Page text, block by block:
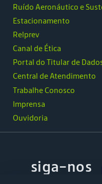
Ouvidoria
Ruído Aeronáutico e
Estacionamento
Relprev
Canal de Ética
Portal do Titular de
Central de Atendimento
Trabalhe Conosco
Imprensa
siga-nos